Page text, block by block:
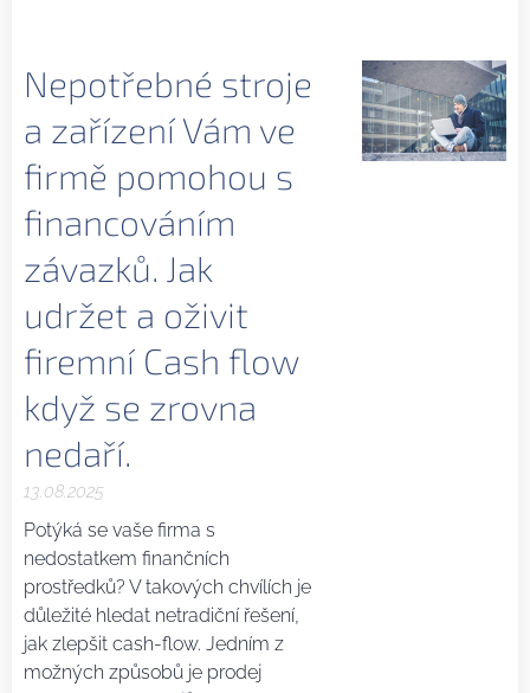
Nepotřebné stroje
a zařízení Vám ve
firmě pomohou s
financováním
závazků. Jak
udržet a oživit
firemní Cash flow
když se zrovna
nedaří.
13.08.2025
Potýká se vaše firma s
nedostatkem finančních
prostředků? V takových chvílích je
důležité hledat netradiční řešení,
jak zlepšit cash-flow. Jedním z
možných způsobů je prodej